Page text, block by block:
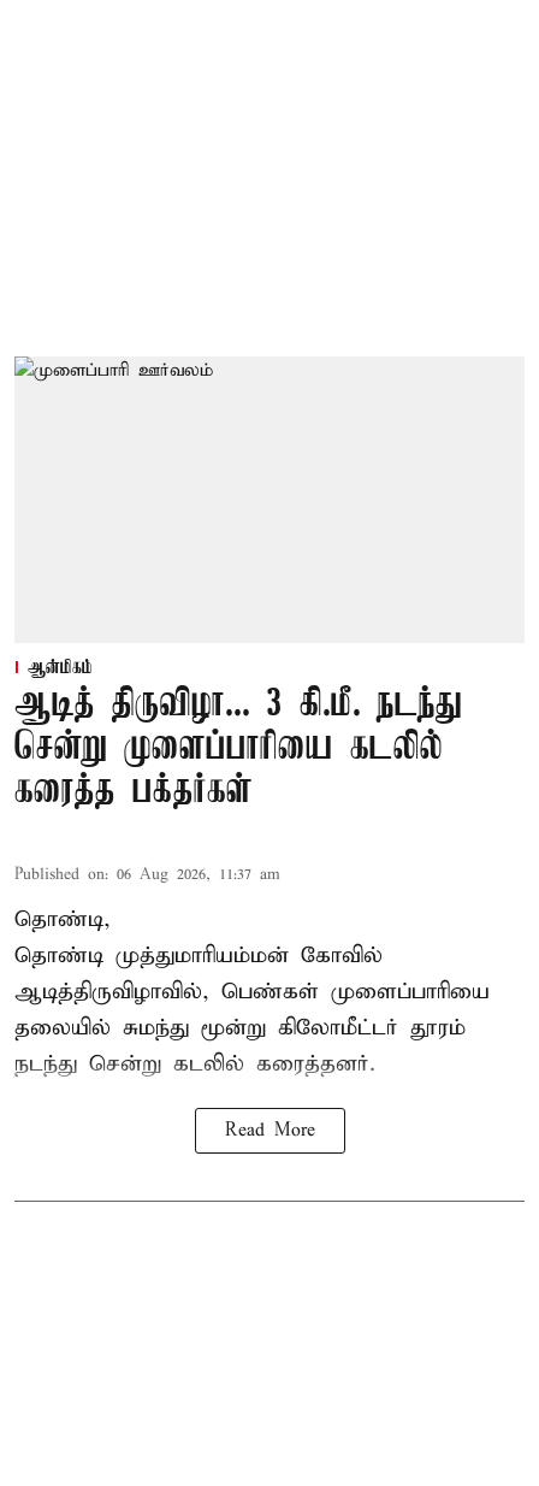
ஆன்மிகம்
ஆடித் திருவிழா... 3 கி.மீ. நடந்து
சென்று முளைப்பாரியை கடலில்
கரைத்த பக்தர்கள்
Published on: 06 Aug 2026, 11:37 am
தொண்டி,
தொண்டி முத்துமாரியம்மன் கோவில்
ஆடித்திருவிழாவில், பெண்கள் முளைப்பாரியை
தலையில் சுமந்து மூன்று கிலோமீட்டர் தூரம்
நடந்து சென்று கடலில் கரைத்தனர்.
Read More